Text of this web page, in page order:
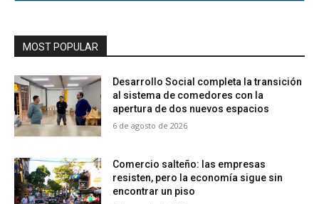
MOST POPULAR
Desarrollo Social completa la transición
al sistema de comedores con la
apertura de dos nuevos espacios
6 de agosto de 2026
Comercio salteño: las empresas
resisten, pero la economía sigue sin
encontrar un piso